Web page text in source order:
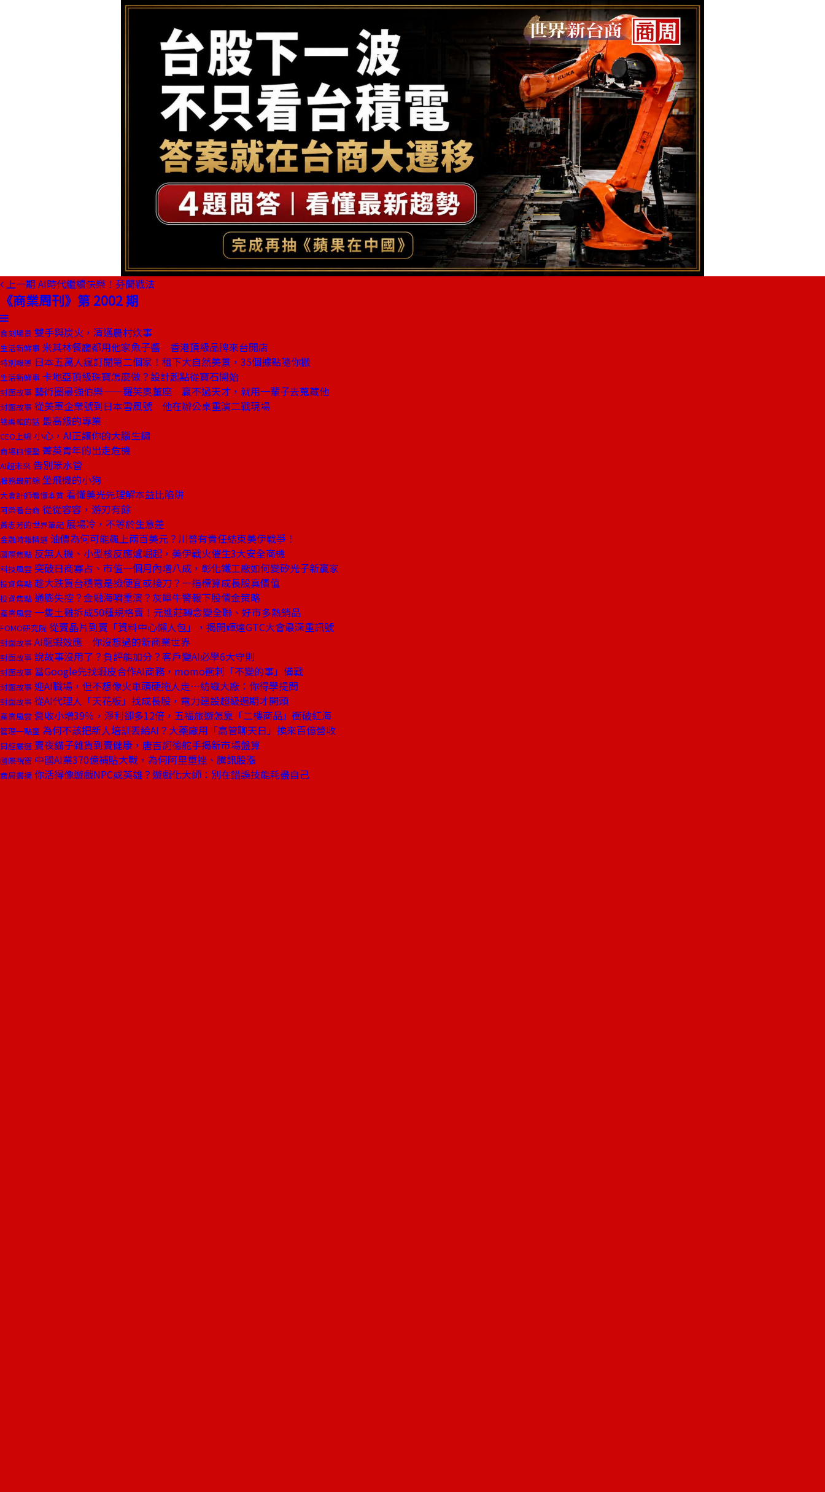
上一期 AI時代繼續快樂！芬蘭戰法
《商業周刊》第 2002 期
食刻場景 雙手與炭火，清邁農村炊事
生活新鮮事 米其林餐廳都用他家魚子醬 香港頂級品牌來台開店
特別報導 日本五萬人瘋訂閱第二個家！租下大自然美景，35個據點隨你搬
生活新鮮事 卡地亞頂級珠寶怎麼做？設計起點從寶石開始
封面故事 藝術圈最強伯樂——羅芙奧董座 贏不過天才，就用一輩子去蒐藏他
封面故事 從美軍企業號到日本雪風號 他在辦公桌重演二戰現場
總編輯的話 最高級的專業
CEO上線 小心，AI正讓你的大腦生鏽
商場自慢塾 菁英青年的出走危機
AI超未來 告別笨水管
服務最前線 坐飛機的小狗
大會計師看懂本質 看懂美光先理解本益比陷阱
阿榮看台商 從從容容，游刃有餘
黃志芳的世界筆記 展場冷，不等於生意差
金融時報精選 油價為何可能飆上兩百美元？川普有責任結束美伊戰爭！
國際焦點 反無人機、小型核反應爐崛起，美伊戰火催生3大安全商機
科技風雲 突破日商寡占、市值一個月內增八成，彰化鐵工廠如何變矽光子新贏家
投資焦點 趁大跌買台積電是撿便宜或接刀？一指標算成長股真價值
投資焦點 通膨失控？金融海嘯重演？灰犀牛警報下股債金策略
產業風雲 一隻土雞拆成50種規格賣！元進莊轉念變全聯、好市多熱銷品
FOMO研究院 從賣晶片到賣「資料中心懶人包」，揭開輝達GTC大會最深重訊號
封面故事 AI龍蝦效應 你沒想過的新商業世界
封面故事 說故事沒用了？負評能加分？客戶變AI必學6大守則
封面故事 當Google先找蝦皮合作AI商務，momo衝刺「不變的事」備戰
封面故事 迎AI職場，但不想像火車頭硬拖人走⋯紡織大廠：你得學提問
封面故事 從AI代理人「天花板」找成長股，電力建設超級週期才開頭
產業風雲 營收小增39％，淨利卻多12倍，五福旅遊怎靠「二樓商品」衝破紅海
管理一點靈 為何不該把新人培訓丟給AI？大藥廠用「高管聊天日」換來百億營收
日經嚴選 賣夜貓子雜貨到賣健康，唐吉訶德舵手揭新市場盤算
國際視窗 中國AI業370億補貼大戰，為何阿里重挫、騰訊股漲
商周書摘 你活得像遊戲NPC或英雄？遊戲化大師：別在錯誤技能耗盡自己